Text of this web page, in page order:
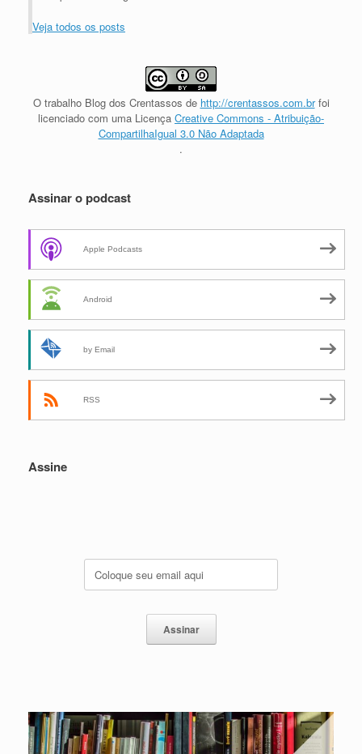
Veja todos os posts
O trabalho Blog dos Crentassos de http://crentassos.com.brfoi
licenciado com uma Licença Creative Commons - Atribuição-
CompartilhaIgual 3.0 Não Adaptada
.
Assinar o podcast
Apple Podcasts
Android
by Email
RSS
Assine